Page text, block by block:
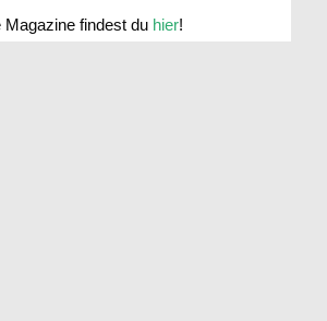
Magazine findest du hier!